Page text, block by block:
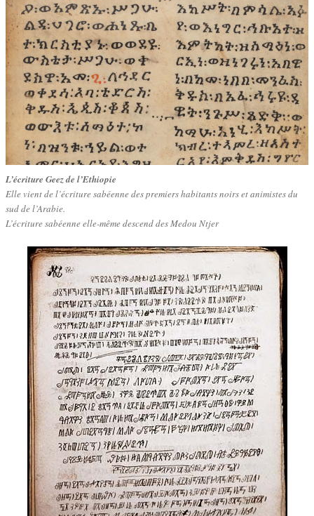
L’écriture Geez de l’Ethiopie
Elle vient de l’écriture sabéenne des premiers habitants noirs et animistes du
sud de l’Arabie.
L’écriture sabéenne elle-même descend des Medou Ntjer